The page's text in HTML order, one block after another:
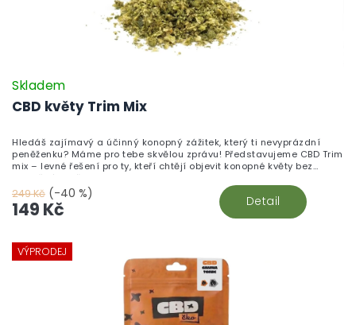
CBD květy Trim Mix
Skladem
249 Kč (-40 %)
149 Kč Detail
Hledáš zajímavý a účinný konopný zážitek, který ti nevyprázdní
peněženku? Máme pro tebe skvělou zprávu! Představujeme CBD Trim
mix – levné řešení pro ty, kteří chtějí objevit konopné květy bez
zbytečného přepychu.
VÝPRODEJ